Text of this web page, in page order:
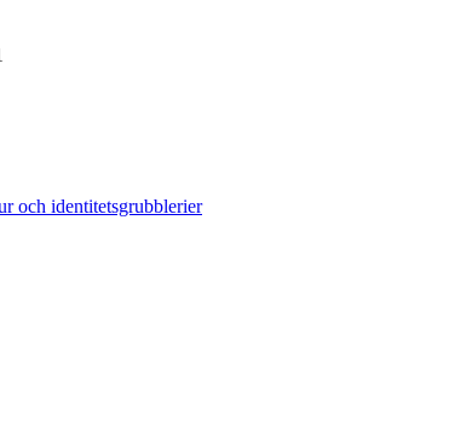
och identitetsgrubblerier